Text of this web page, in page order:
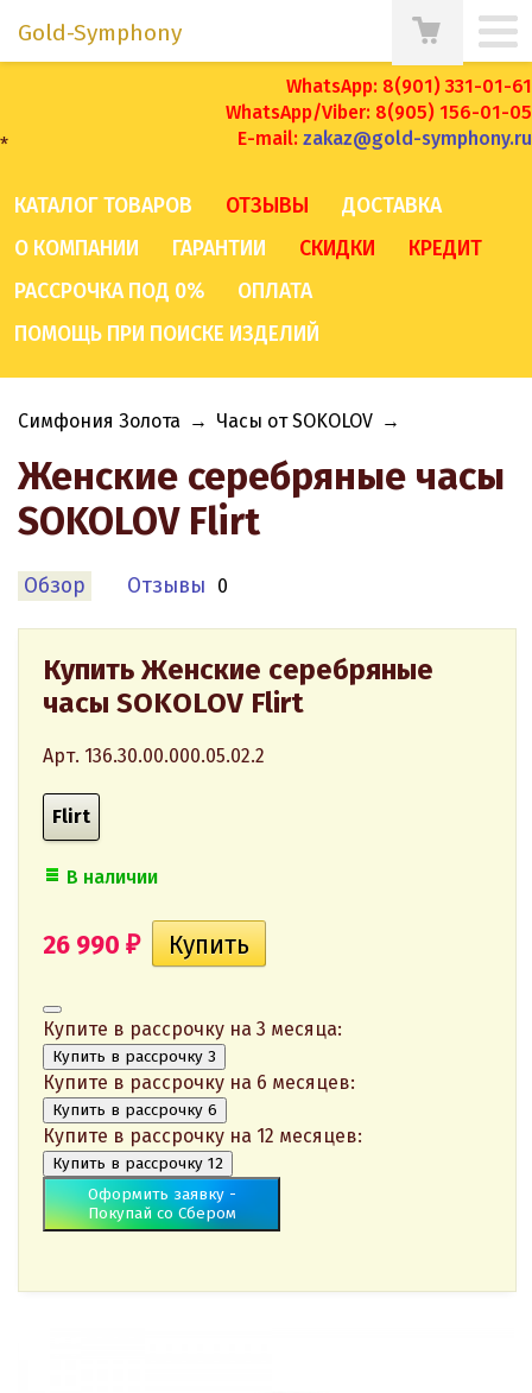
WhatsApp: 8(901) 331-01-61
WhatsApp/Viber: 8(905) 156-01-05
E-mail: zakaz@gold-symphony.ru
*
Gold-Symphony
КАТАЛОГ ТОВАРОВ ОТЗЫВЫ
ДОСТАВКА
О КОМПАНИИ
ГАРАНТИИ СКИДКИ
КРЕДИТ
РАССРОЧКА ПОД 0%
ОПЛАТА
ПОМОЩЬ ПРИ ПОИСКЕ ИЗДЕЛИЙ
Симфония Золота → Часы от SOKOLOV →
Женские серебряные часы
SOKOLOV Flirt
Обзор Отзывы 0
Купить Женские серебряные
часы SOKOLOV Flirt
Арт. 136.30.00.000.05.02.2
Flirt
В наличии
26 990 ₽
Купите в рассрочку на 3 месяца:
Купить в рассрочку 3
Купите в рассрочку на 6 месяцев:
Купить в рассрочку 6
Купите в рассрочку на 12 месяцев:
Купить в рассрочку 12
Оформить заявку -
Покупай со Сбером